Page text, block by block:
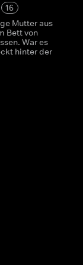
16
Mutter aus
Bett von
War es
hinter der